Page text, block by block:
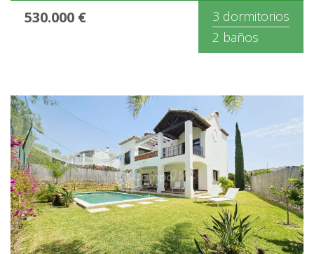
530.000 €
3 dormitorios
2 baños